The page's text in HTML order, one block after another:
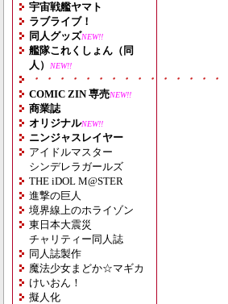
宇宙戦艦ヤマト
ラブライブ！
同人グッズNEW!!
艦隊これくしょん（同
人）
NEW!!
・・・・・・・・・・・・・・・
COMIC ZIN 専売NEW!!
商業誌
オリジナルNEW!!
ニンジャスレイヤー
アイドルマスター
シンデレラガールズ
THE iDOL M@STER
進撃の巨人
境界線上のホライゾン
東日本大震災
チャリティー同人誌
同人誌製作
魔法少女まどか☆マギカ
けいおん！
擬人化